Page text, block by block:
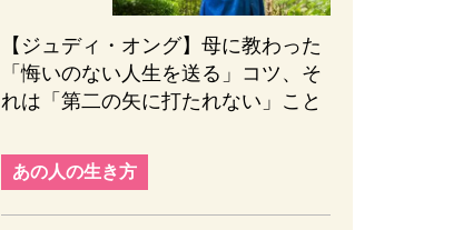
【ジュディ・オング】母に教わった
「悔いのない人生を送る」コツ、そ
れは「第二の矢に打たれない」こと
あの人の生き方